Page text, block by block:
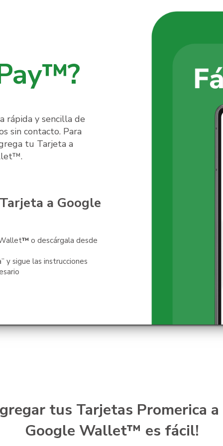
rápida y sencilla de
sin contacto. Para
tu Tarjeta a
a Google
™ o descárgala desde
y sigue las instrucciones
tus Tarjetas Promerica
Google Wallet™ es fácil!